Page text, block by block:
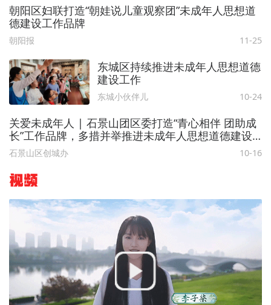
朝阳区妇联打造“朝娃说儿童观察团”未成年人思想道
德建设工作品牌
朝阳报 11-25
东城区持续推进未成年人思想道德
建设工作
东城小伙伴儿 10-24
关爱未成年人 | 石景山团区委打造“青心相伴 团助成
长”工作品牌，多措并举推进未成年人思想道德建设
工
石景山区创城办 10-16
视频